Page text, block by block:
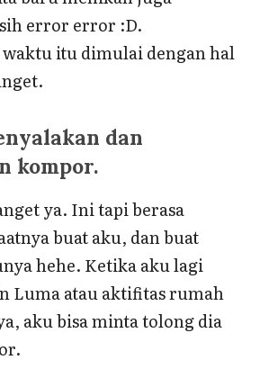
error error :D.
itu dimulai dengan hal
dan
kompor.
ya. Ini tapi berasa
buat aku, dan buat
hehe. Ketika aku lagi
Luma atau aktifitas rumah
aku bisa minta tolong dia